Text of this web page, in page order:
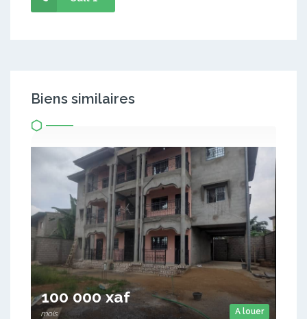
Biens similaires
A louer
100 000 xaf
mois